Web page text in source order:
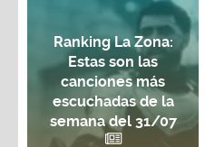
Ranking La Zona:
Estas son las
canciones más
escuchadas de la
semana del 31/07